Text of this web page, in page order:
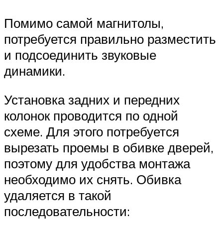
Помимо самой магнитолы,
потребуется правильно разместить
и подсоединить звуковые
динамики.
Установка задних и передних
колонок проводится по одной
схеме. Для этого потребуется
вырезать проемы в обивке дверей,
поэтому для удобства монтажа
необходимо их снять. Обивка
удаляется в такой
последовательности: